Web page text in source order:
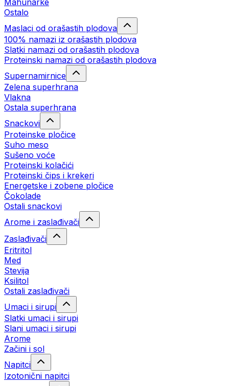
Mahunarke
Ostalo
Maslaci od orašastih plodova
100% namazi iz orašastih plodova
Slatki namazi od orašastih plodova
Proteinski namazi od orašastih plodova
Supernamirnice
Zelena superhrana
Vlakna
Ostala superhrana
Snackovi
Proteinske pločice
Suho meso
Sušeno voće
Proteinski kolačići
Proteinski čips i krekeri
Energetske i zobene pločice
Čokolade
Ostali snackovi
Arome i zaslađivači
Zaslađivači
Eritritol
Med
Stevija
Ksilitol
Ostali zaslađivači
Umaci i sirupi
Slatki umaci i sirupi
Slani umaci i sirupi
Arome
Začini i sol
Napitci
Izotonični napitci